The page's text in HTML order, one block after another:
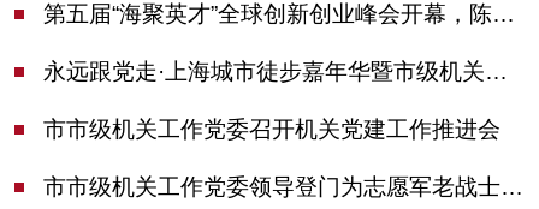
第五届“海聚英才”全球创新创业峰会开幕，陈吉宁出席并启动新一届大赛
永远跟党走·上海城市徒步嘉年华暨市级机关运动会开幕
市市级机关工作党委召开机关党建工作推进会
市市级机关工作党委领导登门为志愿军老战士佩戴纪念章